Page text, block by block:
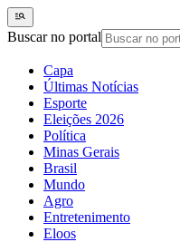
Buscar no portal
Capa
Últimas Notícias
Esporte
Eleições 2026
Política
Minas Gerais
Brasil
Mundo
Agro
Entretenimento
Eloos